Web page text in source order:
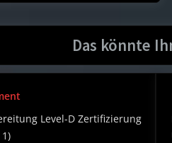
Das könnte
Level-D Zertifizierung